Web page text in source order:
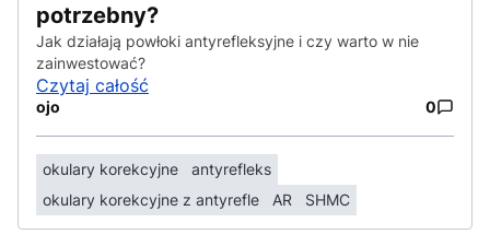
potrzebny?
Jak działają powłoki antyrefleksyjne i czy warto w nie
zainwestować?
Czytaj całość
ojo 0
okulary korekcyjne
antyrefleks
okulary korekcyjne z antyrefle
AR SHMC